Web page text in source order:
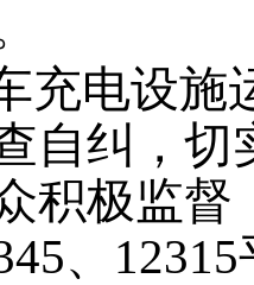
充电设施
自纠 ， 切
积极监督
、 12315